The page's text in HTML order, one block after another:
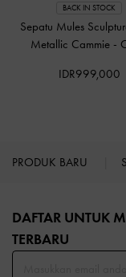
BACK IN STOCK
Sepatu Mules
Metallic Cammie -
IDR999,000
PRODUK BARU
DAFTAR UNTUK
TERBARU​